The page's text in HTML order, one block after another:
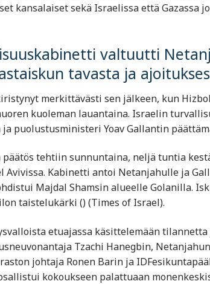
kansalaiset sekä Israelissa että Gazassa
valtuutti
tavasta ja
merkittävästi sen jälkeen, kun
kuoleman lauantaina. Israelin
puolustusministeri Yoav Gallantin
tehtiin sunnuntaina, neljä tuntia
Avivissa. Kabinetti antoi Netanjahulle ja
Majdal Shamsin alueelle Golanilla.
taistelukärki​ ()​​ (Times of Israel)​.
etuajassa käsittelemään
Tzachi Hanegbin,
johtaja Ronen Barin ja
kokoukseen palattuaan